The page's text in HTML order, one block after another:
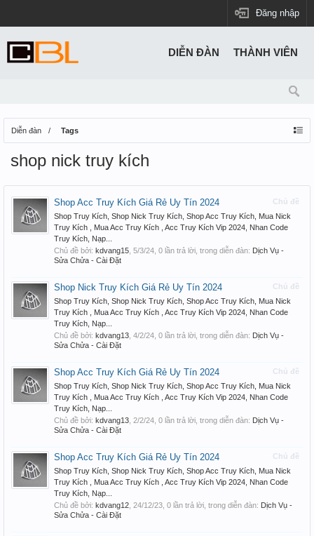
Đăng nhập
Diễn đàn Tags
shop nick truy kích
Chủ đề
Shop Acc Truy Kích Giá Rẻ Uy Tín 2024
Shop Truy Kích, Shop Nick Truy Kích, Shop Acc Truy Kích, Mua Nick
Truy Kích , Mua Acc Truy Kích , Acc Truy Kích Vip 2024, Nhan Code
Truy Kích, Nạp...
Chủ đề bởi: kdvang15 5/3/24 , 0 lần trả lời, trong diễn đàn: Dịch Vụ -
Sửa Chửa - Cài Đặt
Chủ đề
Shop Nick Truy Kích Giá Rẻ Uy Tín 2024
Shop Truy Kích, Shop Nick Truy Kích, Shop Acc Truy Kích, Mua Nick
Truy Kích , Mua Acc Truy Kích , Acc Truy Kích Vip 2024, Nhan Code
Truy Kích, Nạp...
Chủ đề bởi: kdvang13 4/2/24 , 0 lần trả lời, trong diễn đàn: Dịch Vụ -
Sửa Chửa - Cài Đặt
Chủ đề
Shop Acc Truy Kích Giá Rẻ Uy Tín 2024
Shop Truy Kích, Shop Nick Truy Kích, Shop Acc Truy Kích, Mua Nick
Truy Kích , Mua Acc Truy Kích , Acc Truy Kích Vip 2024, Nhan Code
Truy Kích, Nạp...
Chủ đề bởi: kdvang13 2/2/24 , 0 lần trả lời, trong diễn đàn: Dịch Vụ -
Sửa Chửa - Cài Đặt
Chủ đề
Shop Acc Truy Kích Giá Rẻ Uy Tín 2024
Shop Truy Kích, Shop Nick Truy Kích, Shop Acc Truy Kích, Mua Nick
Truy Kích , Mua Acc Truy Kích , Acc Truy Kích Vip 2024, Nhan Code
Truy Kích, Nạp...
Chủ đề bởi: kdvang12 24/12/23 , 0 lần trả lời, trong diễn đàn: Dịch Vụ -
Sửa Chửa - Cài Đặt
DIỄN ĐÀN THÀNH VIÊN